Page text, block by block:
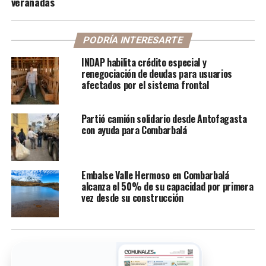
PODRÍA INTERESARTE
INDAP habilita crédito especial y
renegociación de deudas para usuarios
afectados por el sistema frontal
Partió camión solidario desde Antofagasta
con ayuda para Combarbalá
Embalse Valle Hermoso en Combarbalá
alcanza el 50% de su capacidad por primera
vez desde su construcción